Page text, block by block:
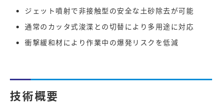
ジェット噴射で非接触型の安全な土砂除去が可能
通常のカッタ式浚渫との切替により多用途に対応
衝撃緩和材により作業中の爆発リスクを低減
技術概要